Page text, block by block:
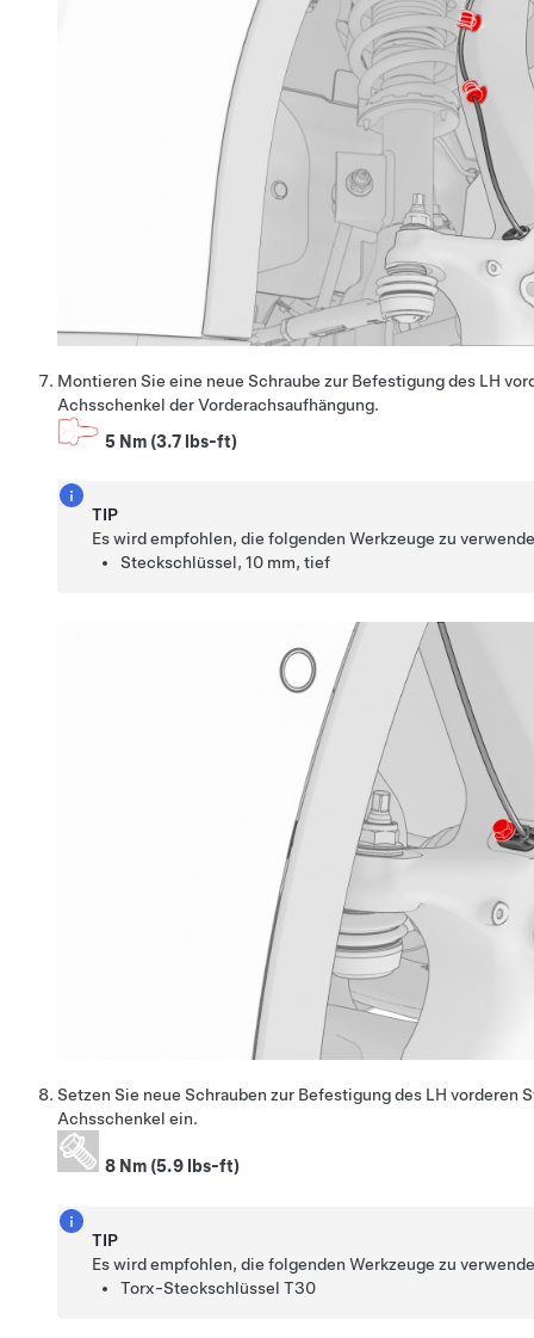
Montieren Sie eine neue Schraube zur Befestigung des LH
Achsschenkel der Vorderachsaufhängung.
5 Nm (3.7 lbs-ft)
TIP
Es wird empfohlen, die folgenden Werkzeuge zu
Steckschlüssel, 10 mm, tief
Setzen Sie neue Schrauben zur Befestigung des LH vorderen
Achsschenkel ein.
8 Nm (5.9 lbs-ft)
TIP
Es wird empfohlen, die folgenden Werkzeuge zu
Torx-Steckschlüssel T30